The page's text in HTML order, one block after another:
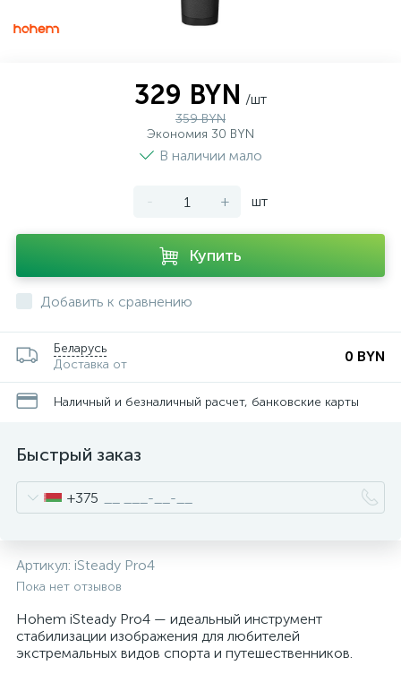
329 BYN /шт
359 BYN
Экономия 30 BYN
В наличии мало
- + шт
Купить
Добавить к сравнению
Беларусь
Доставка от
0 BYN
Наличный и безналичный расчет, банковские карты
Быстрый заказ
+375
Артикул: iSteady Pro4
Пока нет отзывов
Hohem iSteady Pro4 — идеальный инструмент
стабилизации изображения для любителей
экстремальных видов спорта и путешественников.